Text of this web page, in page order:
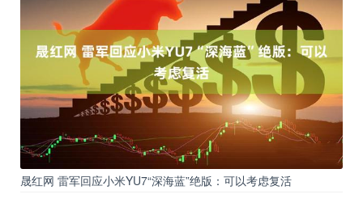
晟红网 雷军回应小米YU7“深海蓝”绝版：可以考虑复活